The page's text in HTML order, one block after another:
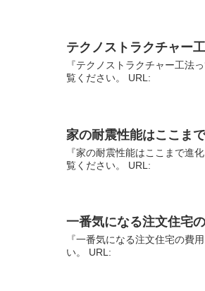
テクノストラクチャー
『テクノストラクチャー工法
覧ください。 URL:
家の耐震性能はここま
『家の耐震性能はここまで進
覧ください。 URL:
一番気になる注文住宅
『一番気になる注文住宅の費
い。 URL: